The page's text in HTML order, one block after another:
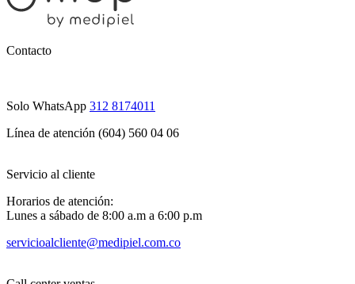
Contacto
Solo WhatsApp 312 8174011
Línea de atención (604) 560 04 06
Servicio al cliente
Horarios de atención:
Lunes a sábado de 8:00 a.m a 6:00 p.m
servicioalcliente@medipiel.com.co